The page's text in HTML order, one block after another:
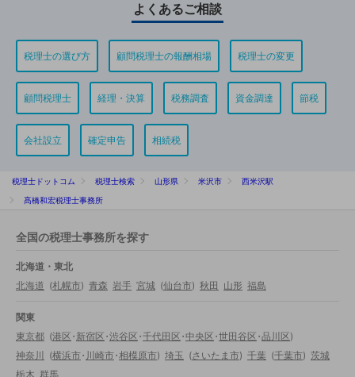
よくあるご相談
税理士の選び方 顧問税理士の報酬相場 税理士の変更
顧問税理士 経理・決算 税務調査 資金調達 節税
会社設立 確定申告 相続税
税理士ドットコム 税理士検索 山形県 米沢市
西米沢駅
髙橋和宏税理士事務所
全国の税理士事務所を探す
北海道・東北
北海道 (札幌市) 青森 岩手 宮城 (仙台市) 秋田 山形 福島
関東
東京都 (港区・新宿区・渋谷区・千代田区・中央区・世田谷区・品川区)
神奈川
(横浜市・川崎市・相模原市) 埼玉 (さいたま市) 千葉 (千葉市) 茨城
栃木 群馬